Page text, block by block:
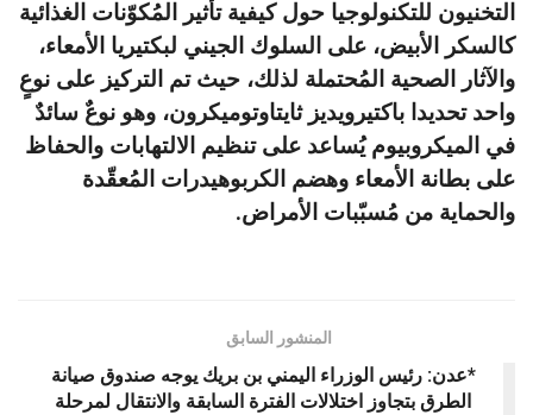
التخنيون للتكنولوجيا حول كيفية تأثير المُكوّنات الغذائية
كالسكر الأبيض، على السلوك الجيني لبكتيريا الأمعاء،
والآثار الصحية المُحتملة لذلك، حيث تم التركيز على نوعٍ
واحد تحديدا باكتيرويديز ثايتاوتوميكرون، وهو نوعٌ سائدٌ
في الميكروبيوم يُساعد على تنظيم الالتهابات والحفاظ
على بطانة الأمعاء وهضم الكربوهيدرات المُعقّدة
والحماية من مُسبّبات الأمراض.
المنشور السابق
*عدن: رئيس الوزراء اليمني بن بريك يوجه صندوق صيانة
الطرق بتجاوز اختلالات الفترة السابقة والانتقال لمرحلة